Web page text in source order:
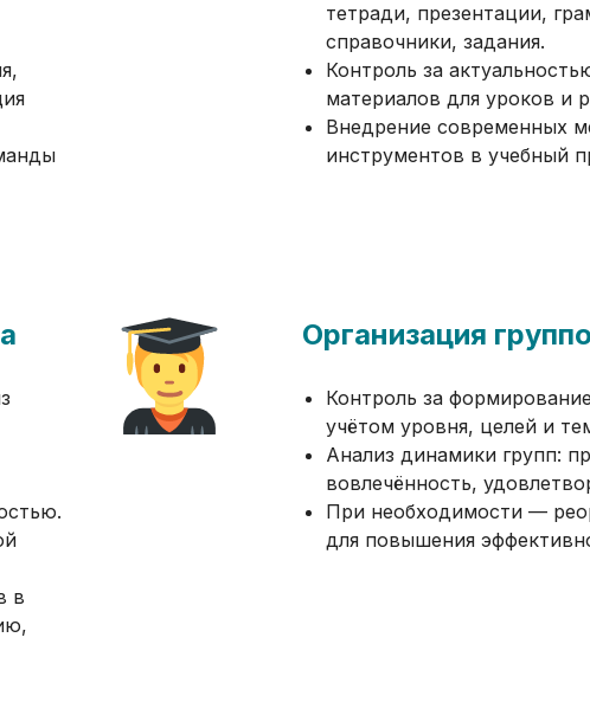
тетради, презентации,
справочники, задания.
Контроль за
материалов для уроков и
Внедрение современных
инструментов в учебный
в
Организация
Контроль за
учётом уровня, целей и
Анализ динамики групп:
вовлечённость,
При необходимости —
для повышения